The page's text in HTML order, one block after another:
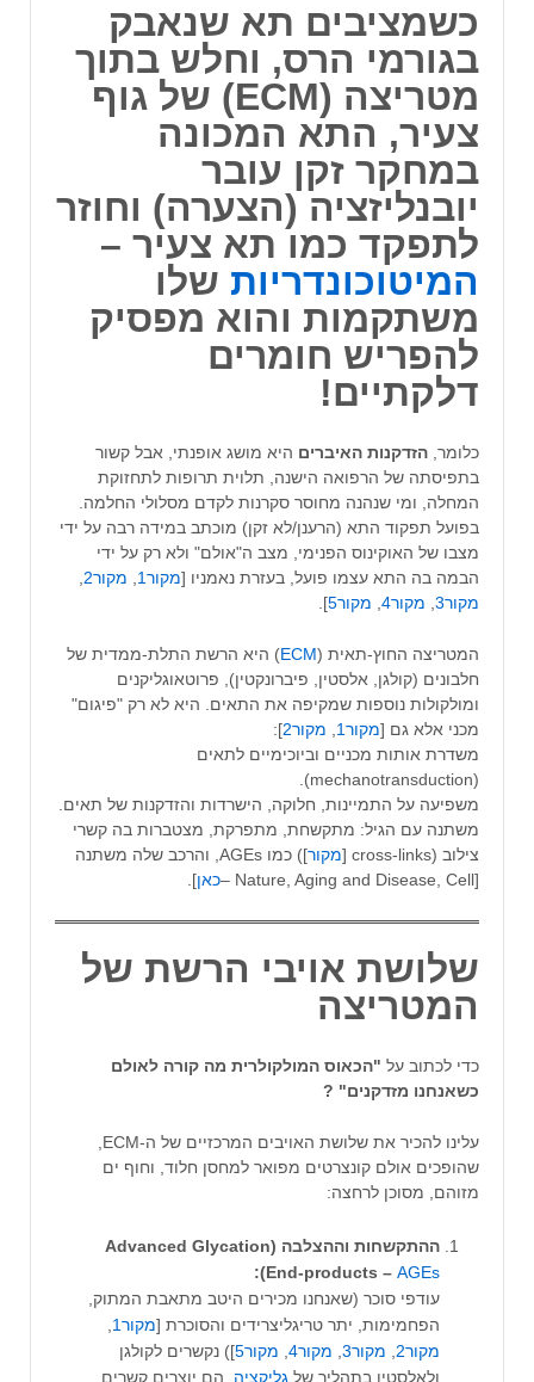
כשמציבים תא שנאבק
בגורמי הרס, וחלש בתוך
מטריצה (ECM) של גוף
צעיר, התא המכונה
במחקר זקן עובר
יובנליזציה (הצערה) וחוזר
לתפקד כמו תא צעיר –
המיטוכונדריות שלו
משתקמות והוא מפסיק
להפריש חומרים
דלקתיים!
כלומר, הזדקנות האיברים היא מושג אופנתי, אבל קשור
בתפיסתה של הרפואה הישנה, תלוית תרופות לתחזוקת
המחלה, ומי שנהנה מחוסר סקרנות לקדם מסלולי החלמה.
בפועל תפקוד התא (הרענן/לא זקן) מוכתב במידה רבה על ידי
מצבו של האוקינוס הפנימי, מצב ה"אולם" ולא רק על ידי
הבמה בה התא עצמו פועל, בעזרת נאמניו [מקור1 מקור2
מקור3
מקור4 מקור5 ].
המטריצה החוץ-תאית (ECM) היא הרשת התלת-ממדית של
חלבונים (קולגן, אלסטין, פיברונקטין), פרוטאוגליקנים
ומולקולות נוספות שמקיפה את התאים. היא לא רק "פיגום"
מכני אלא גם [מקור1 , מקור2 ]:
משדרת אותות מכניים וביוכימיים לתאים
(mechanotransduction).
משפיעה על התמיינות, חלוקה, הישרדות והזדקנות של תאים.
משתנה עם הגיל: מתקשחת, מתפרקת, מצטברות בה קשרי
צילוב (cross-links [
מקור
]) כמו AGEs, והרכב שלה משתנה
[Nature, Aging and Disease, Cell –
כאן].
שלושת אויבי הרשת של
המטריצה
כדי לכתוב על "הכאוס המולקולרית מה קורה לאולם
כשאנחנו מזדקנים" ?
עלינו להכיר את שלושת האויבים המרכזיים של ה-ECM,
שהופכים אולם קונצרטים מפואר למחסן חלוד, וחוף ים
מזוהם, מסוכן לרחצה:
ההתקשחות וההצלבה (Advanced Glycation
End-products –AGEs
):
עודפי סוכר (שאנחנו מכירים היטב מתאבת המתוק,
הפחמימות, יתר טריגליצרידים והסוכרת [מקור1
מקור2
מקור3 , מקור4 , מקור5 ]) נקשרים לקולגן
ולאלסטין בתהליך של גליקציה . הם יוצרים קשרים